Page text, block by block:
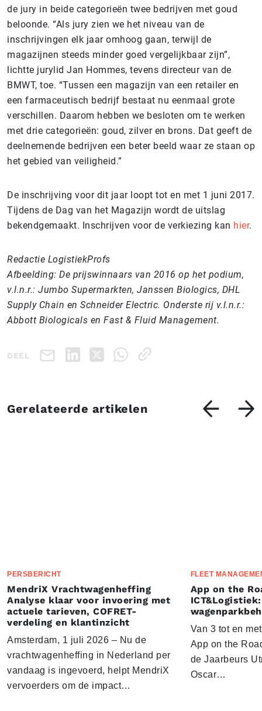
de jury in beide categorieën twee bedrijven met goud
beloonde. “Als jury zien we het niveau van de
inschrijvingen elk jaar omhoog gaan, terwijl de
magazijnen steeds minder goed vergelijkbaar zijn”,
lichtte jurylid Jan Hommes, tevens directeur van de
BMWT, toe. “Tussen een magazijn van een retailer en
een farmaceutisch bedrijf bestaat nu eenmaal grote
verschillen. Daarom hebben we besloten om te werken
met drie categorieën: goud, zilver en brons. Dat geeft de
deelnemende bedrijven een beter beeld waar ze staan op
het gebied van veiligheid.”
De inschrijving voor dit jaar loopt tot en met 1 juni 2017.
Tijdens de Dag van het Magazijn wordt de uitslag
bekendgemaakt. Inschrijven voor de verkiezing kan hier.
Redactie LogistiekProfs
Afbeelding: De prijswinnaars van 2016 op het podium,
v.l.n.r.: Jumbo Supermarkten, Janssen Biologics, DHL
Supply Chain en Schneider Electric. Onderste rij v.l.n.r.:
Abbott Biologicals en Fast & Fluid Management.
DEEL
Gerelateerde artikelen
PERSBERICHT
MendriX Vrachtwagenheffing
Analyse klaar voor invoering met
actuele tarieven, COFRET-
verdeling en klantinzicht
Amsterdam, 1 juli 2026 – Nu de
vrachtwagenheffing in Nederland per
vandaag is ingevoerd, helpt MendriX
vervoerders om de impact…
FLEET
App on the
Van 3 tot en
App on the
de Jaarbeurs
Oscar…